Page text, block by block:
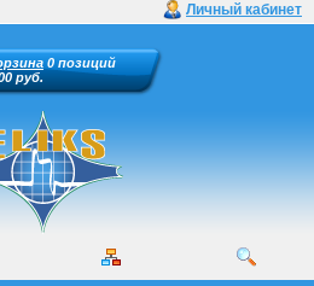
Личный кабинет
0 позиций
руб.